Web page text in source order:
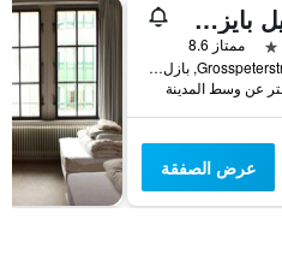
نوفوتيل بايزل سيتي
ممتاز 8.6
Grosspeterstrasse 12, بازل, كانتون بازل شتات, سويسرا
عرض الصفقة